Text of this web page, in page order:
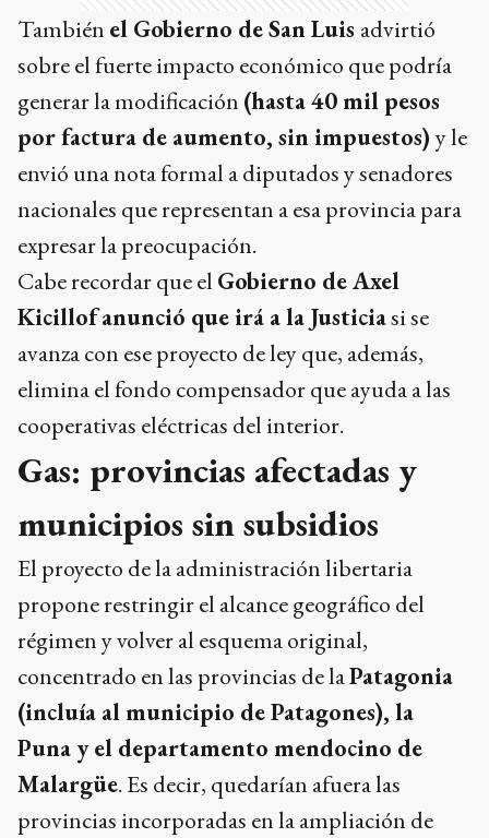
También el Gobierno de San Luis advirtió
sobre el fuerte impacto económico que podría
generar la modificación (hasta 40 mil pesos
por factura de aumento, sin impuestos) y le
envió una nota formal a diputados y senadores
nacionales que representan a esa provincia para
expresar la preocupación.
Cabe recordar que el Gobierno de Axel
Kicillofanunció que irá a la Justiciasi se
avanza con ese proyecto de ley que, además,
elimina el fondo compensador que ayuda a las
cooperativas eléctricas del interior.
Gas: provincias afectadas y
municipios sin subsidios
El proyecto de la administración libertaria
propone restringir el alcance geográfico del
régimen y volver al esquema original,
concentrado en las provincias de laPatagonia
(incluía al municipio de Patagones), la
Puna y el departamento mendocino de
Malargüe. Es decir, quedarían afuera las
provincias incorporadas en la ampliación de